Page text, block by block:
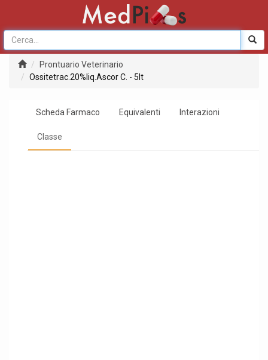
Prontuario Veterinario
Ossitetrac.20%liq.Ascor C. - 5lt
Scheda Farmaco Equivalenti Interazioni
Classe